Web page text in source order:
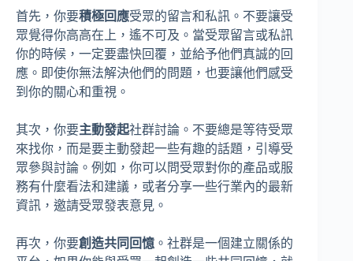
首先，你要積極回應受眾的留言和私訊。不要讓受
眾覺得你高高在上，遙不可及。當受眾留言或私訊
你的時候，一定要盡快回覆，並給予他們真誠的回
應。即使你無法解決他們的問題，也要讓他們感受
到你的關心和重視。
其次，你要主動發起社群討論。不要總是等待受眾
來找你，而是要主動發起一些有趣的話題，引導受
眾參與討論。例如，你可以問受眾對你的產品或服
務有什麼看法和建議，或者分享一些行業內的最新
資訊，邀請受眾發表意見。
再次，你要創造共同回憶 。社群是一個建立關係的